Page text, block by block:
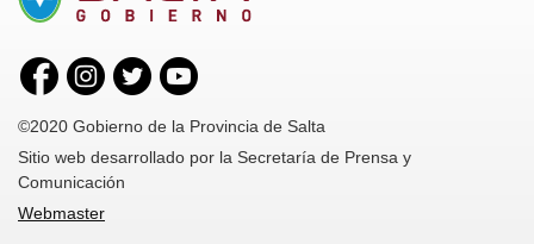
©2020 Gobierno de la Provincia de Salta
Sitio web desarrollado por la Secretaría de Prensa y
Comunicación
Webmaster